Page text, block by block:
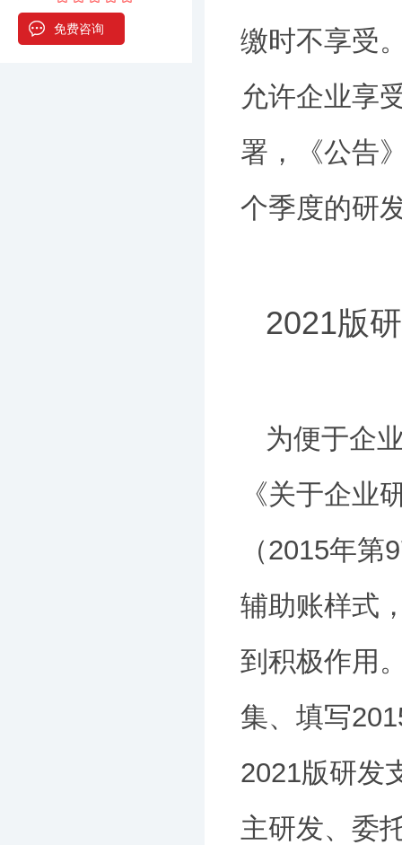
免费咨询
缴时不享受
允许企业享
署，《公告
个季度的研
2021版
为便于企
《关于企业
（2015年
辅助账样式
到积极作用
集、填写
2021版研发
主研发、委